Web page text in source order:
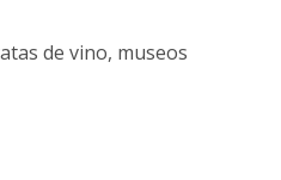
de vino, museos